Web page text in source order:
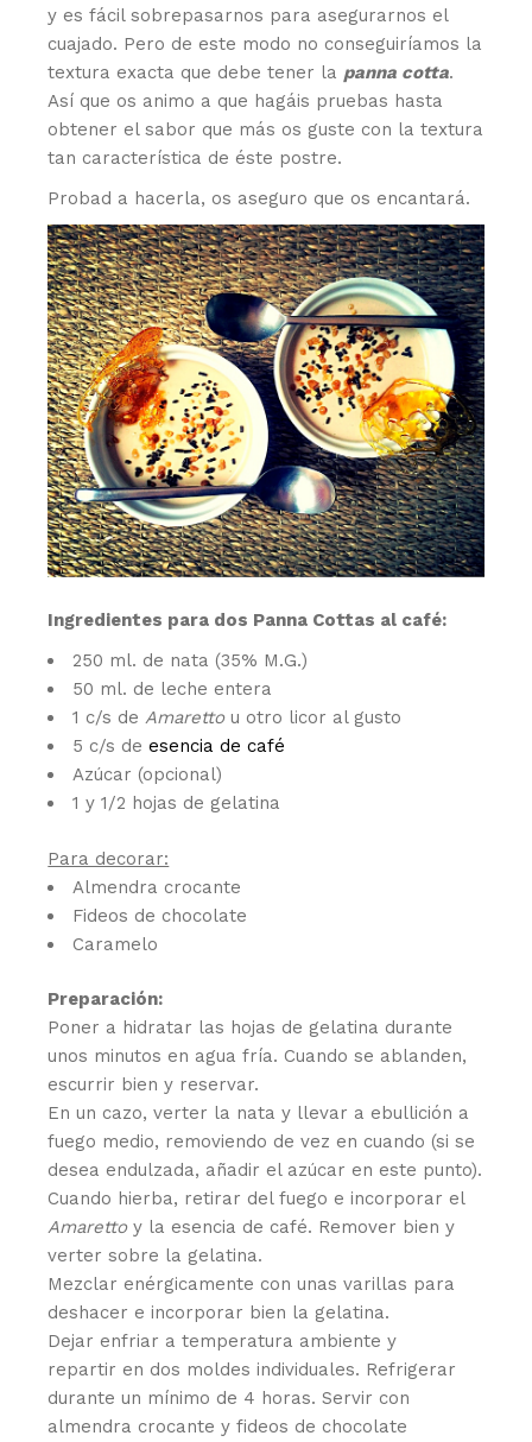
y es fácil sobrepasarnos para asegurarnos el
cuajado. Pero de este modo no conseguiríamos la
textura exacta que debe tener la panna cotta.
Así que os animo a que hagáis pruebas hasta
obtener el sabor que más os guste con la textura
tan característica de éste postre.
Probad a hacerla, os aseguro que os encantará.
Ingredientes para dos Panna Cottas al café:
250 ml. de nata (35% M.G.)
50 ml. de leche entera
1 c/s deAmarettou otro licor al gusto
5 c/s deesencia de café
Azúcar (opcional)
1 y 1/2 hojas de gelatina
Para decorar:
Almendra crocante
Fideos de chocolate
Caramelo
Preparación:
Poner a hidratar las hojas de gelatina durante
unos minutos en agua fría. Cuando se ablanden,
escurrir bien y reservar.
En un cazo, verter la nata y llevar a ebullición a
fuego medio, removiendo de vez en cuando (si se
desea endulzada, añadir el azúcar en este punto).
Cuando hierba, retirar del fuego e incorporar el
Amarettoy la esencia de café. Remover bien y
verter sobre la gelatina.
Mezclar enérgicamente con unas varillas para
deshacer e incorporar bien la gelatina.
Dejar enfriar a temperatura ambiente y
repartir en dos moldes individuales. Refrigerar
durante un mínimo de 4 horas. Servir con
almendra crocante y fideos de chocolate